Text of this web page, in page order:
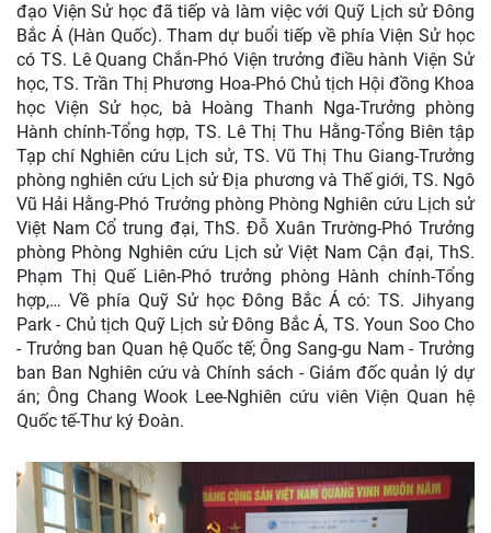
đạo Viện Sử học đã tiếp và làm việc với Quỹ Lịch sử Đông
Bắc Á (Hàn Quốc). Tham dự buổi tiếp về phía Viện Sử học
có TS. Lê Quang Chắn-Phó Viện trưởng điều hành Viện Sử
học, TS. Trần Thị Phương Hoa-Phó Chủ tịch Hội đồng Khoa
học Viện Sử học, bà Hoàng Thanh Nga-Trưởng phòng
Hành chính-Tổng hợp, TS. Lê Thị Thu Hằng-Tổng Biên tập
Tạp chí Nghiên cứu Lịch sử, TS. Vũ Thị Thu Giang-Trưởng
phòng nghiên cứu Lịch sử Địa phương và Thế giới, TS. Ngô
Vũ Hải Hằng-Phó Trưởng phòng Phòng Nghiên cứu Lịch sử
Việt Nam Cổ trung đại, ThS. Đỗ Xuân Trường-Phó Trưởng
phòng Phòng Nghiên cứu Lịch sử Việt Nam Cận đại, ThS.
Phạm Thị Quế Liên-Phó trưởng phòng Hành chính-Tổng
hợp,… Về phía Quỹ Sử học Đông Bắc Á có: TS. Jihyang
Park - Chủ tịch Quỹ Lịch sử Đông Bắc Á, TS. Youn Soo Cho
- Trưởng ban Quan hệ Quốc tế; Ông Sang-gu Nam -Trưởng
ban Ban Nghiên cứu và Chính sách - Giám đốc quản lý dự
án; Ông Chang Wook Lee-Nghiên cứu viên Viện Quan hệ
Quốc tế-Thư ký Đoàn.